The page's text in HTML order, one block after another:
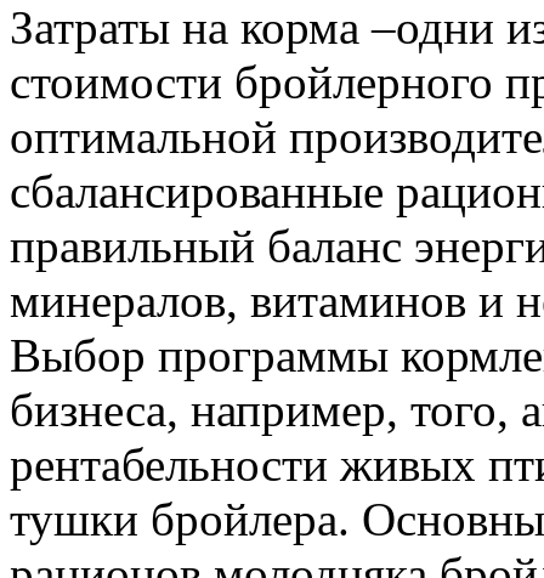
Затраты на корма –одни
стоимости бройлерного
оптимальной
сбалансированные
правильный баланс
минералов, витаминов и
Выбор программы
бизнеса, например, того,
рентабельности живых
тушки бройлера.